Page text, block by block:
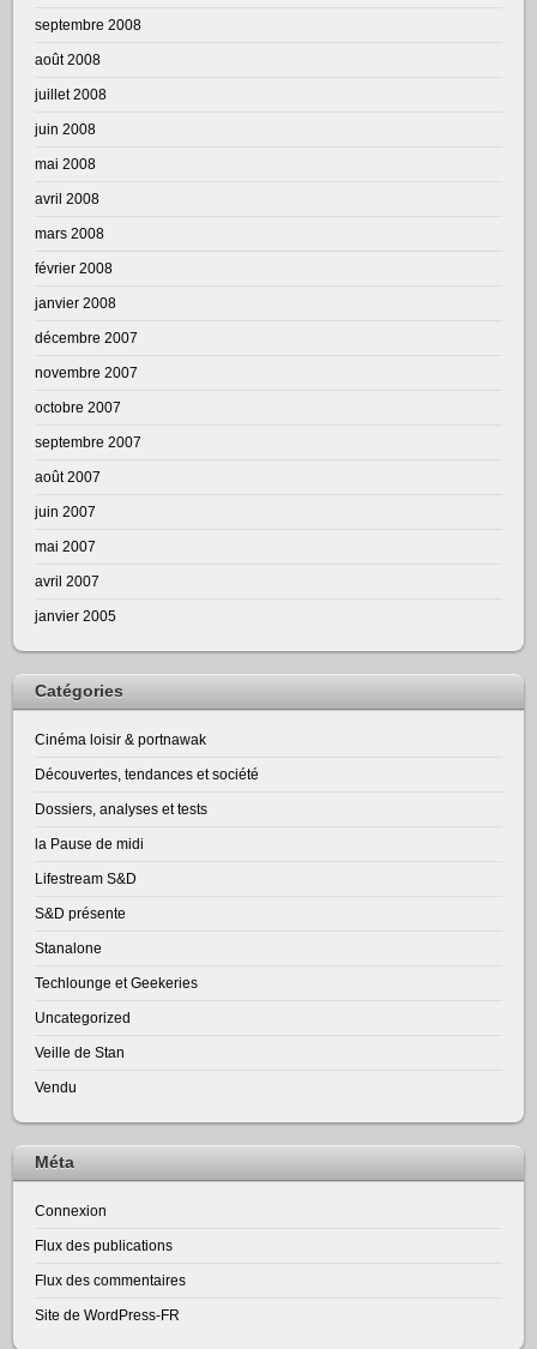
septembre 2008
août 2008
juillet 2008
juin 2008
mai 2008
avril 2008
mars 2008
février 2008
janvier 2008
décembre 2007
novembre 2007
octobre 2007
septembre 2007
août 2007
juin 2007
mai 2007
avril 2007
janvier 2005
Catégories
Cinéma loisir & portnawak
Découvertes, tendances et société
Dossiers, analyses et tests
la Pause de midi
Lifestream S&D
S&D présente
Stanalone
Techlounge et Geekeries
Uncategorized
Veille de Stan
Vendu
Méta
Connexion
Flux des publications
Flux des commentaires
Site de WordPress-FR